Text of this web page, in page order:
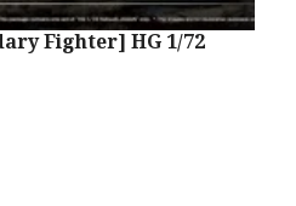
Fighter] HG 1/72